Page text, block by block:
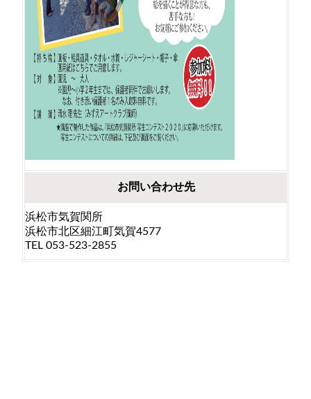
お問い合わせ先
浜松市気賀関所
浜松市北区細江町気賀4577
TEL 053-523-2855